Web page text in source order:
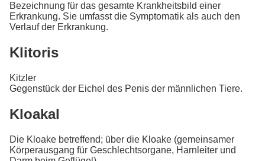
Bezeichnung für das gesamte Krankheitsbild einer
Erkrankung. Sie umfasst die Symptomatik als auch den
Verlauf der Erkrankung.
Klitoris
Kitzler
Gegenstück der Eichel des Penis der männlichen Tiere.
Kloakal
Die Kloake betreffend; über die Kloake (gemeinsamer
Körperausgang für Geschlechtsorgane, Harnleiter und